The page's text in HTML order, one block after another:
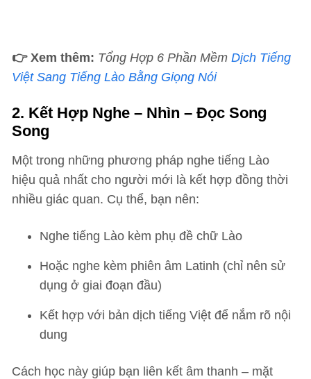
👉 Xem thêm: Tổng Hợp 6 Phần Mềm Dịch Tiếng
Việt Sang Tiếng Lào Bằng Giọng Nói
2. Kết Hợp Nghe – Nhìn – Đọc Song
Song
Một trong những phương pháp nghe tiếng Lào
hiệu quả nhất cho người mới là kết hợp đồng thời
nhiều giác quan. Cụ thể, bạn nên:
Nghe tiếng Lào kèm phụ đề chữ Lào
Hoặc nghe kèm phiên âm Latinh (chỉ nên sử
dụng ở giai đoạn đầu)
Kết hợp với bản dịch tiếng Việt để nắm rõ nội
dung
Cách học này giúp bạn liên kết âm thanh – mặt